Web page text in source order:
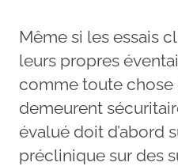
Même si les essais
leurs propres
comme toute chose
demeurent
évalué doit d’abord
préclinique sur des